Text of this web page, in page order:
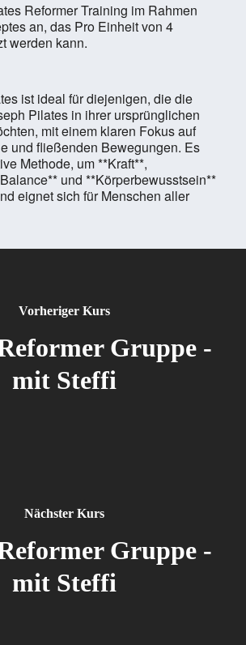
Reformer Training im Rahmen
an, das Pro Einheit von 4
werden kann.
ist ideal für diejenigen, die die
Pilates in ihrer ursprünglichen
mit einem klaren Fokus auf
und fließenden Bewegungen. Es
Methode, um **Kraft**,
und **Körperbewusstsein**
eignet sich für Menschen aller
Vorheriger Kurs
Gruppe -
mit Steffi
Nächster Kurs
Gruppe -
mit Steffi